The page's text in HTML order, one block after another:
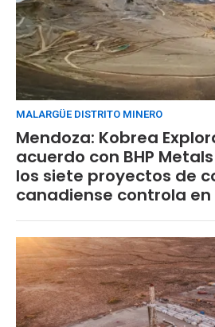
MALARGÜE DISTRITO MINERO
Mendoza: Kobrea
acuerdo con BHP
los siete proyectos de
canadiense controla en